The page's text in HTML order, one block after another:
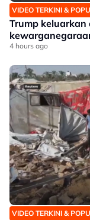
VIDEO TERKINI &
Trump
4 hours ago
VIDEO TERKINI &